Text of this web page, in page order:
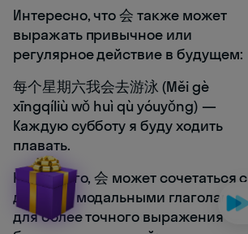
Интересно, что 会 также может
выражать привычное или
регулярное действие в будущем:
每个星期六我会去游泳 (Měi gè
xīngqíliù wǒ huì qù yóuyǒng) —
Каждую субботу я буду ходить
плавать.
Кроме того, 会 может сочетаться с
другими модальными глаголами
для более точного выражения